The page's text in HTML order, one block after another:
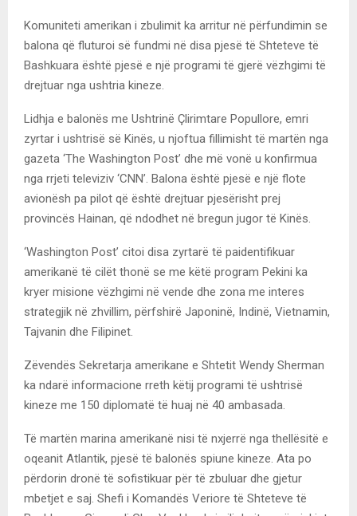
Komuniteti amerikan i zbulimit ka arritur në përfundimin se
balona që fluturoi së fundmi në disa pjesë të Shteteve të
Bashkuara është pjesë e një programi të gjerë vëzhgimi të
drejtuar nga ushtria kineze.
Lidhja e balonës me Ushtrinë Çlirimtare Popullore, emri
zyrtar i ushtrisë së Kinës, u njoftua fillimisht të martën nga
gazeta ‘The Washington Post’ dhe më vonë u konfirmua
nga rrjeti televiziv ‘CNN’. Balona është pjesë e një flote
avionësh pa pilot që është drejtuar pjesërisht prej
provincës Hainan, që ndodhet në bregun jugor të Kinës.
‘Washington Post’ citoi disa zyrtarë të paidentifikuar
amerikanë të cilët thonë se me këtë program Pekini ka
kryer misione vëzhgimi në vende dhe zona me interes
strategjik në zhvillim, përfshirë Japoninë, Indinë, Vietnamin,
Tajvanin dhe Filipinet.
Zëvendës Sekretarja amerikane e Shtetit Wendy Sherman
ka ndarë informacione rreth këtij programi të ushtrisë
kineze me 150 diplomatë të huaj në 40 ambasada.
Të martën marina amerikanë nisi të nxjerrë nga thellësitë e
oqeanit Atlantik, pjesë të balonës spiune kineze. Ata po
përdorin dronë të sofistikuar për të zbuluar dhe gjetur
mbetjet e saj. Shefi i Komandës Veriore të Shteteve të